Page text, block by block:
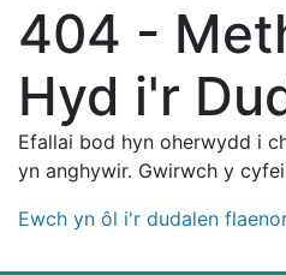
404 -
Hyd i'r
Efallai bod hyn oherwydd i
yn anghywir. Gwirwch y
Ewch yn ôl i'r dudalen